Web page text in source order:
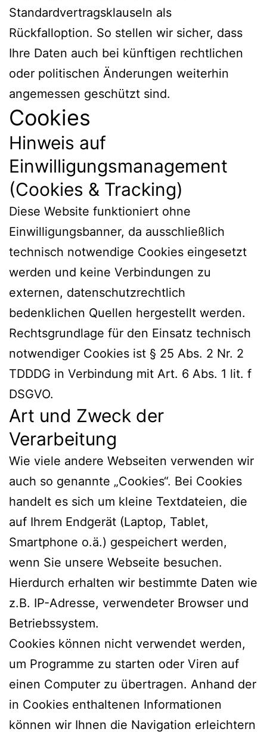
Standardvertragsklauseln als
Rückfalloption. So stellen wir sicher, dass
Ihre Daten auch bei künftigen rechtlichen
oder politischen Änderungen weiterhin
angemessen geschützt sind.
Cookies
Hinweis auf
Einwilligungsmanagement
(Cookies & Tracking)
Diese Website funktioniert ohne
Einwilligungsbanner, da ausschließlich
technisch notwendige Cookies eingesetzt
werden und keine Verbindungen zu
externen, datenschutzrechtlich
bedenklichen Quellen hergestellt werden.
Rechtsgrundlage für den Einsatz technisch
notwendiger Cookies ist § 25 Abs. 2 Nr. 2
TDDDG in Verbindung mit Art. 6 Abs. 1 lit. f
DSGVO.
Art und Zweck der
Verarbeitung
Wie viele andere Webseiten verwenden wir
auch so genannte „Cookies“. Bei Cookies
handelt es sich um kleine Textdateien, die
auf Ihrem Endgerät (Laptop, Tablet,
Smartphone o.ä.) gespeichert werden,
wenn Sie unsere Webseite besuchen.
Hierdurch erhalten wir bestimmte Daten wie
z.B. IP-Adresse, verwendeter Browser und
Betriebssystem.
Cookies können nicht verwendet werden,
um Programme zu starten oder Viren auf
einen Computer zu übertragen. Anhand der
in Cookies enthaltenen Informationen
können wir Ihnen die Navigation erleichtern